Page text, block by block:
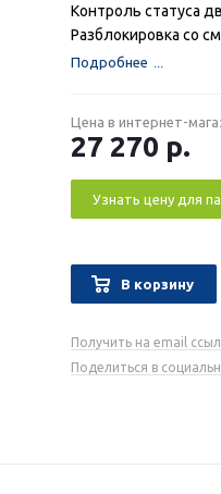
Контроль статуса
Разблокировка со
Подробнее
Цена в интернет-
27 270 р.
Узнать цену для
В корзину
Получить на email
Поделиться в